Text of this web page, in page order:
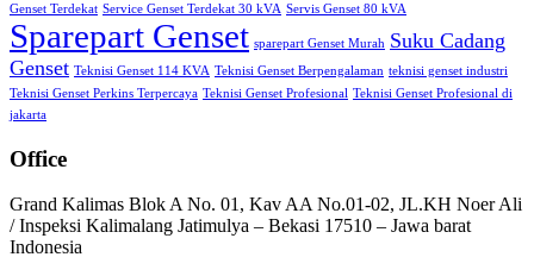
Genset Terdekat Service Genset Terdekat 30 kVA Servis Genset 80 kVA
Sparepart Genset sparepart Genset Murah Suku Cadang
Genset Teknisi Genset 114 KVA Teknisi Genset Berpengalaman teknisi genset industri
Teknisi Genset Perkins Terpercaya Teknisi Genset Profesional Teknisi Genset Profesional di
jakarta
Office
Grand Kalimas Blok A No. 01, Kav AA No.01-02, JL.KH Noer Ali
/ Inspeksi Kalimalang Jatimulya – Bekasi 17510 – Jawa barat
Indonesia